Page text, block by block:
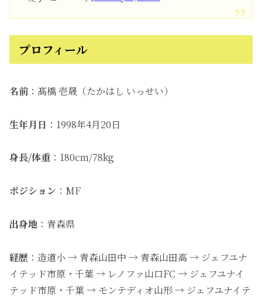
プロフィール
名前 ：髙橋 壱晟（たかはし いっせい）
生年月日 ：1998年4月20日
身長/体重 ：180cm/78kg
ポジション ：MF
出身地 ：青森県
経歴 ：造道小 → 青森山田中 → 青森山田高 → ジェフユナ
イテッド市原・千葉 → レノファ山口FC → ジェフユナイ
テッド市原・千葉 → モンテディオ山形 → ジェフユナイテ